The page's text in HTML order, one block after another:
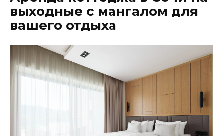
выходные с мангалом для
вашего отдыха